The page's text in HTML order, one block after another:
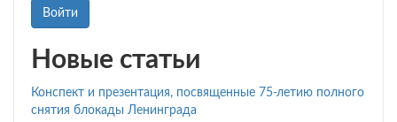
Войти
Новые статьи
Конспект и презентация, посвященные 75-летию полного
снятия блокады Ленинграда